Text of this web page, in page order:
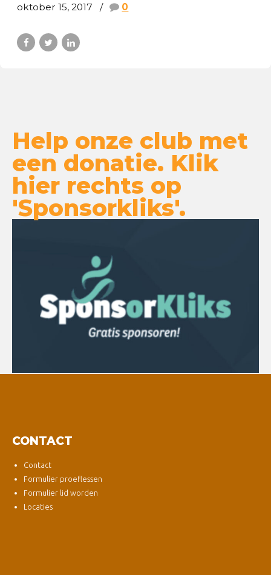
oktober 15, 2017 0
Help onze club met
een donatie. Klik
hier rechts op
'Sponsorkliks'.
CONTACT
Contact
Formulier proeflessen
Formulier lid worden
Locaties